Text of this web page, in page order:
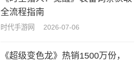
全流程指南
时代手游网 2026-07-06
《超级变色龙》热销1500万份，